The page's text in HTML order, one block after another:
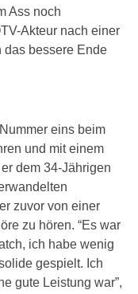
Ass noch
Akteur nach einer
bessere Ende
eins beim
und mit einem
dem 34-Jährigen
zuvor von einer
zu hören. “Es war
ich habe wenig
gespielt. Ich
gute Leistung war”,